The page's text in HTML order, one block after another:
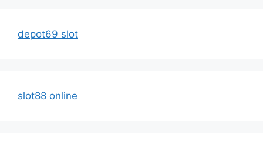
depot69 slot
slot88 online